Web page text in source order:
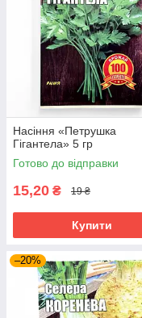
Насіння «Петрушка
Гігантела» 5 гр
Готово до відправки
15,20 ₴ 19 ₴
Купити
–20%